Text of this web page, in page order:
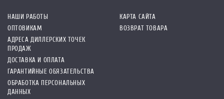
НАШИ РАБОТЫ
ОПТОВИКАМ
АДРЕСА ДИЛЛЕРСКИХ ТОЧЕК
ПРОДАЖ
ДОСТАВКА И ОПЛАТА
ГАРАНТИЙНЫЕ ОБЯЗАТЕЛЬСТВА
ОБРАБОТКА ПЕРСОНАЛЬНЫХ
ДАННЫХ
КАРТА САЙТА
ВОЗВРАТ ТОВАРА